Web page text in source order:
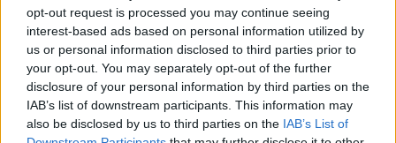
opt-out request is processed you may continue seeing
interest-based ads based on personal information utilized by
us or personal information disclosed to third parties prior to
your opt-out. You may separately opt-out of the further
disclosure of your personal information by third parties on the
IAB’s list of downstream participants. This information may
also be disclosed by us to third parties on the IAB’s List of
att låna hem kameror och objektiv under fem
dagar för att se hur utrustningen passar dina
behov.